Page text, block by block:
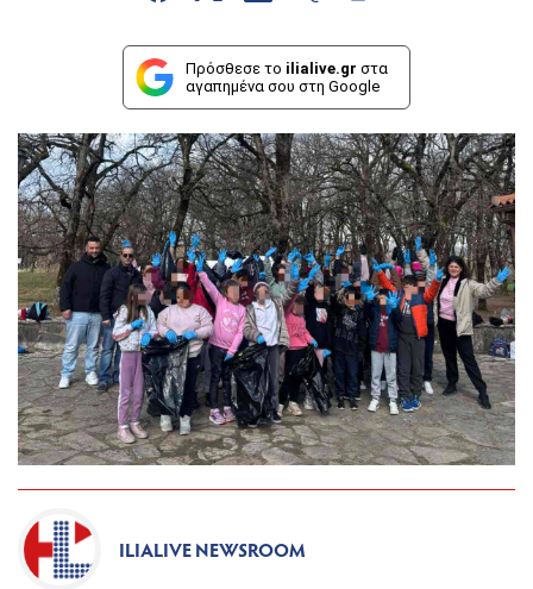
Πρόσθεσε το ilialive.gr στα
αγαπημένα σου στη Google
ILIALIVE NEWSROOM